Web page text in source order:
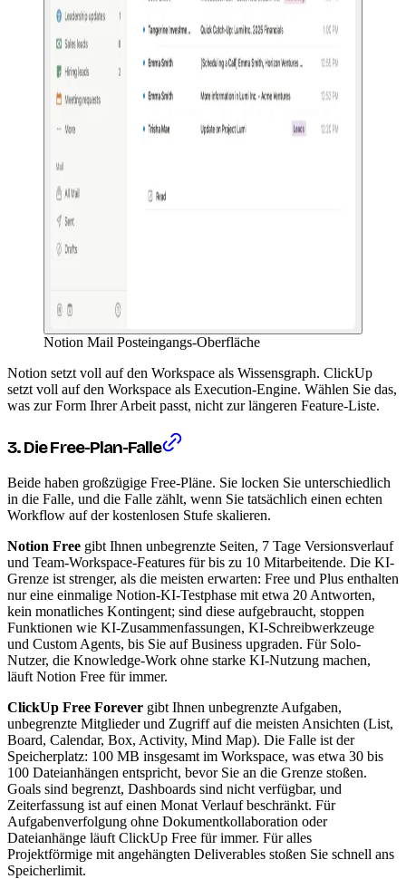
Notion Mail Posteingangs-Oberfläche
Notion setzt voll auf den Workspace als Wissensgraph. ClickUp
setzt voll auf den Workspace als Execution-Engine. Wählen Sie das,
was zur Form Ihrer Arbeit passt, nicht zur längeren Feature-Liste.
3. Die Free-Plan-Falle
Beide haben großzügige Free-Pläne. Sie locken Sie unterschiedlich
in die Falle, und die Falle zählt, wenn Sie tatsächlich einen echten
Workflow auf der kostenlosen Stufe skalieren.
Notion Free gibt Ihnen unbegrenzte Seiten, 7 Tage Versionsverlauf
und Team-Workspace-Features für bis zu 10 Mitarbeitende. Die KI-
Grenze ist strenger, als die meisten erwarten: Free und Plus enthalten
nur eine einmalige Notion-KI-Testphase mit etwa 20 Antworten,
kein monatliches Kontingent; sind diese aufgebraucht, stoppen
Funktionen wie KI-Zusammenfassungen, KI-Schreibwerkzeuge
und Custom Agents, bis Sie auf Business upgraden. Für Solo-
Nutzer, die Knowledge-Work ohne starke KI-Nutzung machen,
läuft Notion Free für immer.
ClickUp Free Forever gibt Ihnen unbegrenzte Aufgaben,
unbegrenzte Mitglieder und Zugriff auf die meisten Ansichten (List,
Board, Calendar, Box, Activity, Mind Map). Die Falle ist der
Speicherplatz: 100 MB insgesamt im Workspace, was etwa 30 bis
100 Dateianhängen entspricht, bevor Sie an die Grenze stoßen.
Goals sind begrenzt, Dashboards sind nicht verfügbar, und
Zeiterfassung ist auf einen Monat Verlauf beschränkt. Für
Aufgabenverfolgung ohne Dokumentkollaboration oder
Dateianhänge läuft ClickUp Free für immer. Für alles
Projektförmige mit angehängten Deliverables stoßen Sie schnell ans
Speicherlimit.